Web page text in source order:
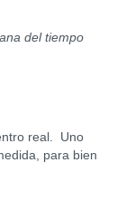
del tiempo
real. Uno
para bien